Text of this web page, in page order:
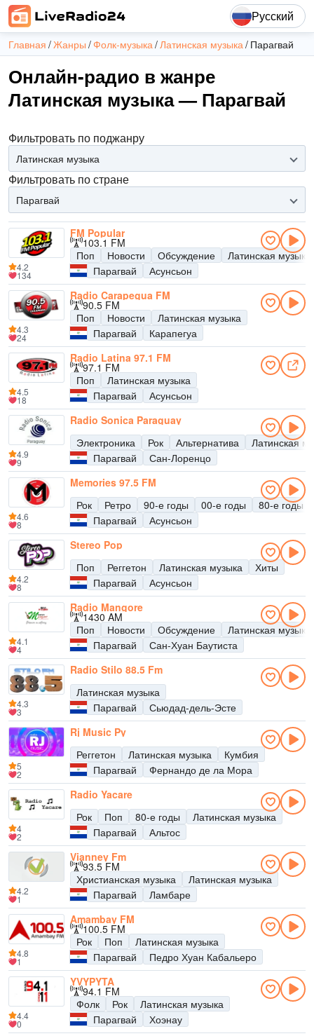
Русский
Главная Жанры Фолк-музыка Латинская музыка Парагвай
Онлайн-радио в жанре
Латинская музыка — Парагвай
Фильтровать по поджанру
Латинская музыка
Фильтровать по стране
Парагвай
FM Popular
103.1 FM
Поп
Новости Обсуждение
Латинская музыка
Парагвай
Асунсьон
4.2
134
Radio Carapegua FM
90.5 FM
Поп
Новости
Латинская музыка
Парагвай
Карапегуа
4.3
24
Radio Latina 97.1 FM
97.1 FM
Поп
Латинская музыка
Парагвай
Асунсьон
4.5
18
Radio Sonica Paraguay
Электроника
Рок Альтернатива
Латинская
Парагвай
Сан-Лоренцо
4.9
9
Memories 97.5 FM
Рок
Ретро 90-е годы 00-е годы
80-е годы
Парагвай
Асунсьон
4.6
8
Stereo Pop
Поп
Реггетон Латинская музыка
Хиты
Парагвай
Асунсьон
4.2
8
Radio Mangore
1430 AM
Поп
Новости Обсуждение
Латинская музыка
Парагвай
Сан-Хуан Баутиста
4.1
4
Radio Stilo 88.5 Fm
Латинская музыка
Парагвай
Сьюдад-дель-Эсте
4.3
3
Rj Music Py
Реггетон
Латинская музыка
Кумбия
Парагвай
Фернандо де ла Мора
5
2
Radio Yacare
Рок
Поп 80-е годы
Латинская музыка
Парагвай
Альтос
4
2
Vianney Fm
93.5 FM
Христианская музыка
Латинская музыка
Парагвай
Ламбаре
4.2
1
Amambay FM
100.5 FM
Рок
Поп
Латинская музыка
Парагвай
Педро Хуан Кабальеро
4.8
1
YVYPYTA
94.1 FM
Фолк
Рок
Латинская музыка
Парагвай
Хоэнау
4.4
0